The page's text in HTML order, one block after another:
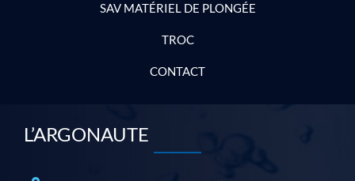
SAV MATÉRIEL DE PLONGÉE
TROC
CONTACT
L’ARGONAUTE